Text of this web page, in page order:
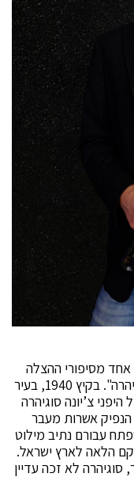
אחד מסיפורי ההצלה
יוצאי הדופן של המאה ה־20: "רשימת סוגיהרה". בקיץ 1940, בעיר
צ’יונה סוגיהרה
הנפיק אשרות מעבר
שפתח עבורם נתיב מילוט
הלאה לארץ ישראל.
לא זכה עדיין